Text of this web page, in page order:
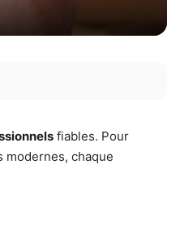
fiables. Pour
modernes, chaque